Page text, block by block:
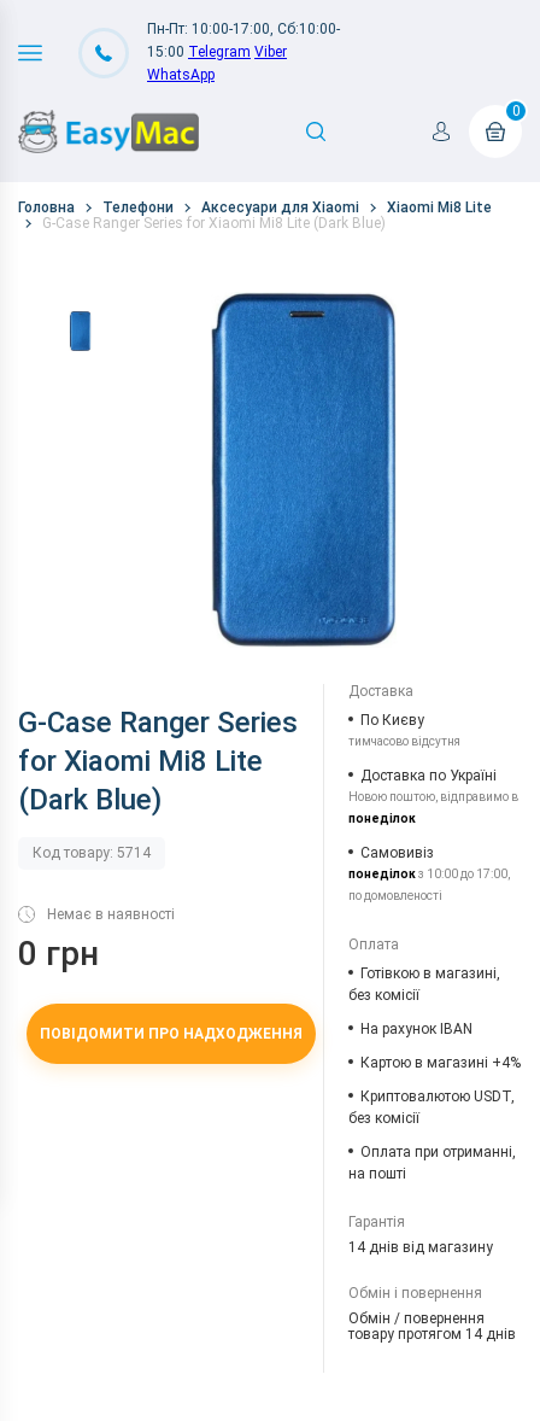
Пн-Пт: 10:00-17:00, Сб:10:00-
15:00 Telegram Viber
WhatsApp
0
Головна Телефони Аксесуари для Xiaomi
Xiaomi Mi8 Lite
G-Case Ranger Series for Xiaomi Mi8 Lite (Dark Blue)
G-Case Ranger Series
for Xiaomi Mi8 Lite
(Dark Blue)
Код товару: 5714
Немає в наявності
0 грн
ПОВІДОМИТИ ПРО НАДХОДЖЕННЯ
Доставка
По Києву
тимчасово відсутня
Доставка по Україні
Новою поштою, відправимо в
понеділок
Самовивіз
понеділокз 10:00 до 17:00,
по домовленості
Оплата
Готівкою в магазині,
без комісії
На рахунок IBAN
Картою в магазині +4%
Криптовалютою USDT,
без комісії
Оплата при отриманні,
на пошті
Гарантія
14 днів від магазину
Обмін і повернення
Обмін / повернення
товару протягом 14 днів